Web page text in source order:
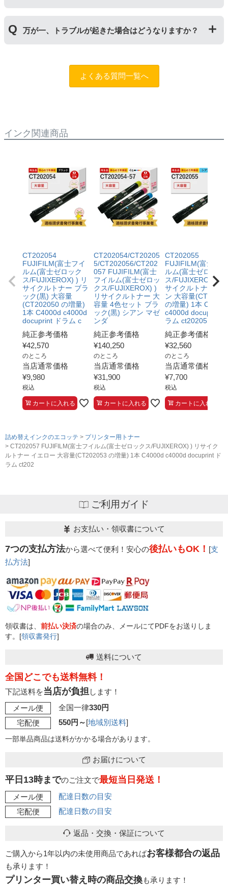
くことで保証期間が2年に延長されます。
保証期間の2年以内に使い切るようお願いいたします。
用未開封の場合であっても対応することができません。
ご購入前に商品の型番などをよくご確認ください。な
ますので、お手数ですが当店までお問い合わせくださ
万が一、トラブルが起きた場合はどうなりますか？
問合フォーム
ふたつの保証」を設けておりますので、ご購入
よくある質問一覧へ
インク関連商品
CT202054
FUJIFILM(富士フイ
ルム(富士ゼロック
ス/FUJIXEROX) ) リ
サイクルトナー ブラ
ック(黒) 大容量
(CT202050 の増量)
1本 C4000d c4000d
docuprint ドラム c
純正参考価格
¥42,570
のところ
当店通常価格
¥9,980
税込
カートに入れる
CT202054/CT20205
5/CT202056/CT202
057 FUJIFILM(富士
フイルム(富士ゼロッ
クス/FUJIXEROX) )
リサイクルトナー 大
容量 4色セット ブラ
ック(黒) シアン マゼ
ンダ
純正参考価格
¥140,250
のところ
当店通常価格
¥31,900
税込
カートに入れる
CT202055
FUJIFILM(富士フイ
ルム(富士ゼロック
ス/FUJIXEROX) )
サイクルトナー シ
ン 大容量
の増量) 1本
c4000d docuprint
ラム ct20205
純正参考価格
¥32,560
のところ
当店通常価格
¥7,700
税込
カートに入れる
詰め替えインクのエコッテ
プリンター用トナー
CT202057 FUJIFILM(富士フイルム(富士ゼロックス/FUJIXEROX) ) リサイク
ルトナー イエロー 大容量(CT202053 の増量) 1本 C4000d c4000d docuprint ド
ラム ct202
ご利用ガイド
お支払い・領収書について
7つの支払方法から選べて便利！安心の後払いもOK！ [支
払方法]
領収書は、 前払い決済の場合のみ、メールにてPDFをお送りしま
す。[領収書発行]
送料について
全国どこでも送料無料！
下記送料を当店が負担 します！
メール便
全国一律330円
宅配便
550円～[地域別送料]
一部単品商品は送料がかかる場合があります。
お届けについて
平日13時までのご注文で最短当日発送！
メール便
配達日数の目安
宅配便
配達日数の目安
返品・交換・保証について
ご購入から1年以内の未使用商品であればお客様都合の返品
も承ります！
プリンター買い替え時の商品交換も承ります！